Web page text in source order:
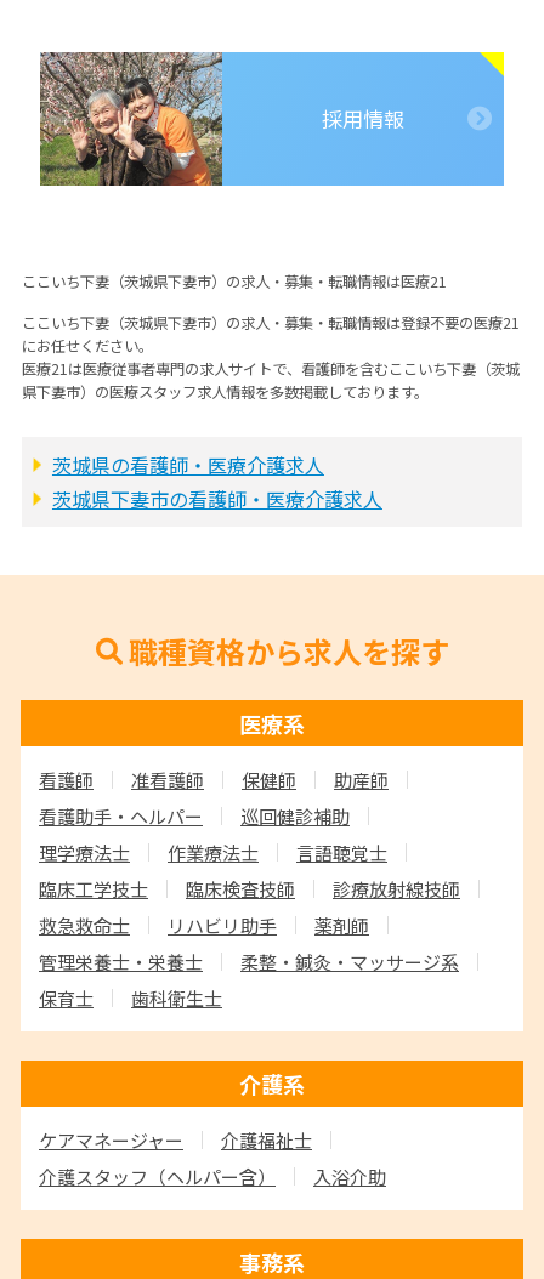
採用情報
ここいち下妻（茨城県下妻市）の求人・募集・転職情報は医療21
ここいち下妻（茨城県下妻市）の求人・募集・転職情報は登録不要の医療21
にお任せください。
医療21は医療従事者専門の求人サイトで、看護師を含むここいち下妻（茨城
県下妻市）の医療スタッフ求人情報を多数掲載しております。
茨城県の看護師・医療介護求人
茨城県下妻市の看護師・医療介護求人
職種資格から求人を探す
医療系
看護師 准看護師 保健師
助産師
看護助手・ヘルパー
巡回健診補助
理学療法士
作業療法士
言語聴覚士
臨床工学技士
臨床検査技師
診療放射線技師
救急救命士
リハビリ助手
薬剤師
管理栄養士・栄養士
柔整・鍼灸・マッサージ系
保育士
歯科衛生士
介護系
ケアマネージャー
介護福祉士
介護スタッフ （ヘルパー含） 入浴介助
事務系